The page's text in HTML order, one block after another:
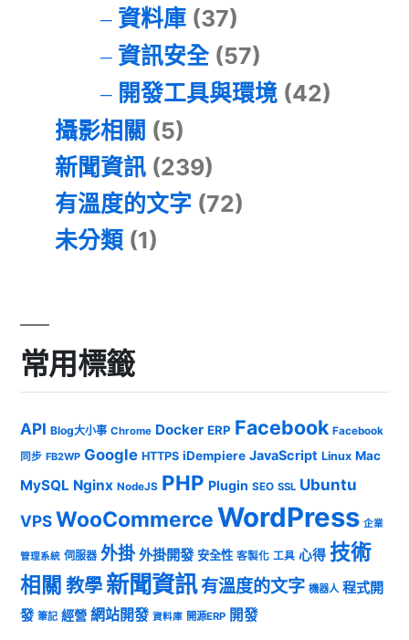
資料庫(37)
資訊安全(57)
開發工具與環境(42)
攝影相關 (5)
新聞資訊 (239)
有溫度的文字 (72)
未分類 (1)
常用標籤
API Blog大小事 Chrome Docker ERP Facebook Facebook
同步 FB2WP Google HTTPS iDempiere JavaScript Linux Mac
MySQL Nginx NodeJS PHP Plugin SEO SSL Ubuntu
VPSWooCommerceWordPress 企業
管理系統 伺服器 外掛 外掛開發 安全性 客製化 工具 心得 技術
相關 教學 新聞資訊有溫度的文字 機器人 程式開
發 筆記 經營 網站開發 資料庫 開源ERP 開發